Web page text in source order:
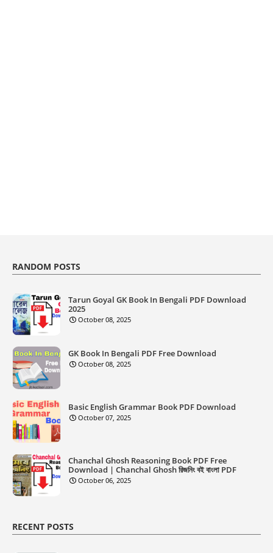
RANDOM POSTS
Tarun Goyal GK Book In Bengali PDF Download
2025
October 08, 2025
GK Book In Bengali PDF Free Download
October 08, 2025
Basic English Grammar Book PDF Download
October 07, 2025
Chanchal Ghosh Reasoning Book PDF Free
Download | Chanchal Ghosh রিজনিং বই বাংলা PDF
October 06, 2025
RECENT POSTS